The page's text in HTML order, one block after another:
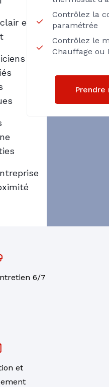
Contrôlez la
paramétrée
Contrôlez le
Chauffage ou
Prendre
et
6/7
et